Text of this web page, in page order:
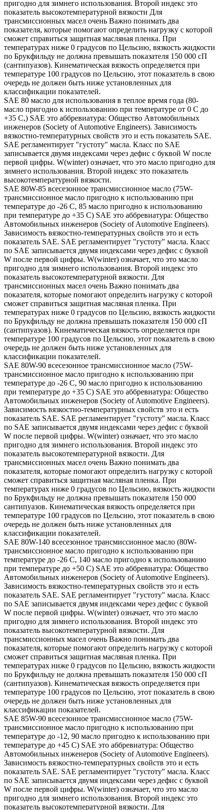
пригодно для зимнего использования. Второй индекс это
показатель высокотемпературной вязкости Для
трансмиссионных масел очень Важно понимать два
показателя, которые помогают определить нагрузку с которой
сможет справиться защитная масляная пленка. При
температурах ниже 0 градусов по Цельсию, вязкость жидкости
по Брукфильду не должна превышать показателя 150 000 сП
(сантипуазов). Кинематическая вязкость определяется при
температуре 100 градусов по Цельсию, этот показатель в свою
очередь не должен быть ниже установленных для
классификации показателей.
SAE 80 масло для использования в теплое время года (80-
масло пригодно к использованию при температуре от 0 С до
+35 С,) SAE это аббревиатура: Общество Автомобильных
инженеров (Society of Automotive Engineers). Зависимость
вязкостно-температурных свойств это и есть показатель SAE.
SAE регламентирует "густоту" масла. Класс по SAE
записывается двумя индексами через дефис с буквой W после
первой цифры. W(winter) означает, что это масло пригодно для
зимнего использования. Второй индекс это показатель
высокотемпературной вязкости.
SAE 80W-85 всесезонное трансмиссионное масло (75W-
трансмиссионное масло пригодно к использованию при
температуре до -26 С, 85 масло пригодно к использованию
при температуре до +35 С) SAE это аббревиатура: Общество
Автомобильных инженеров (Society of Automotive Engineers).
Зависимость вязкостно-температурных свойств это и есть
показатель SAE. SAE регламентирует "густоту" масла. Класс
по SAE записывается двумя индексами через дефис с буквой
W после первой цифры. W(winter) означает, что это масло
пригодно для зимнего использования. Второй индекс это
показатель высокотемпературной вязкости. Для
трансмиссионных масел очень Важно понимать два
показателя, которые помогают определить нагрузку с которой
сможет справиться защитная масляная пленка. При
температурах ниже 0 градусов по Цельсию, вязкость жидкости
по Брукфильду не должна превышать показателя 150 000 сП
(сантипуазов). Кинематическая вязкость определяется при
температуре 100 градусов по Цельсию, этот показатель в свою
очередь не должен быть ниже установленных для
классификации показателей.
SAE 80W-90 всесезонное трансмиссионное масло (75W-
трансмиссионное масло пригодно к использованию при
температуре до -26 С, 90 масло пригодно к использованию
при температуре до +35 С) SAE это аббревиатура: Общество
Автомобильных инженеров (Society of Automotive Engineers).
Зависимость вязкостно-температурных свойств это и есть
показатель SAE. SAE регламентирует "густоту" масла. Класс
по SAE записывается двумя индексами через дефис с буквой
W после первой цифры. W(winter) означает, что это масло
пригодно для зимнего использования. Второй индекс это
показатель высокотемпературной вязкости. Для
трансмиссионных масел очень Важно понимать два
показателя, которые помогают определить нагрузку с которой
сможет справиться защитная масляная пленка. При
температурах ниже 0 градусов по Цельсию, вязкость жидкости
по Брукфильду не должна превышать показателя 150 000
сантипуазов. Кинематическая вязкость определяется при
температуре 100 градусов по Цельсию, этот показатель в свою
очередь не должен быть ниже установленных для
классификации показателей.
SAE 80W-140 всесезонное трансмиссионное масло (80W-
трансмиссионное масло пригодно к использованию при
температуре до -26 С, 140 масло пригодно к использованию
при температуре до +50 С) SAE это аббревиатура: Общество
Автомобильных инженеров (Society of Automotive Engineers).
Зависимость вязкостно-температурных свойств это и есть
показатель SAE. SAE регламентирует "густоту" масла. Класс
по SAE записывается двумя индексами через дефис с буквой
W после первой цифры. W(winter) означает, что это масло
пригодно для зимнего использования. Второй индекс это
показатель высокотемпературной вязкости. Для
трансмиссионных масел очень Важно понимать два
показателя, которые помогают определить нагрузку с которой
сможет справиться защитная масляная пленка. При
температурах ниже 0 градусов по Цельсию, вязкость жидкости
по Брукфильду не должна превышать показателя 150 000 сП
(сантипуазов). Кинематическая вязкость определяется при
температуре 100 градусов по Цельсию, этот показатель в свою
очередь не должен быть ниже установленных для
классификации показателей.
SAE 85W-90 всесезонное трансмиссионное масло (75W-
трансмиссионное масло пригодно к использованию при
температуре до -12, 90 масло пригодно к использованию при
температуре до +45 С) SAE это аббревиатура: Общество
Автомобильных инженеров (Society of Automotive Engineers).
Зависимость вязкостно-температурных свойств это и есть
показатель SAE. SAE регламентирует "густоту" масла. Класс
по SAE записывается двумя индексами через дефис с буквой
W после первой цифры. W(winter) означает, что это масло
пригодно для зимнего использования. Второй индекс это
показатель высокотемпературной вязкости. Для